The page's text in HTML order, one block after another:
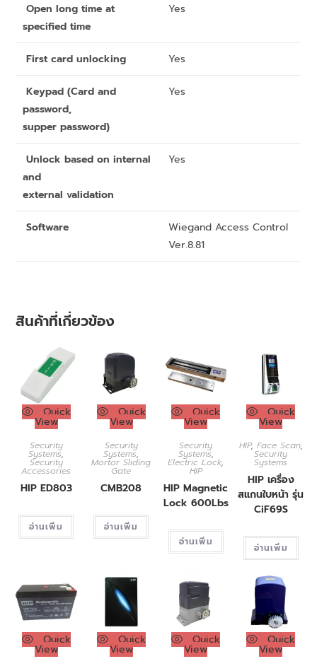
Open long time at
specified time
Yes
First card unlocking Yes
Keypad (Card and
password,
supper password)
Yes
Unlock based on internal
and
external validation
Yes
Software
Wiegand Access Control
Ver.8.81
สินค้าที่เกี่ยวข้อง
Quick
View
Security
Systems,
Security
Accessories
HIP ED803
อ่านเพิ่ม
Quick
View
Security
Systems,
Mortor Sliding
Gate
CMB208
อ่านเพิ่ม
Quick
View
Security
Systems,
Electric Lock,
HIP
HIP Magnetic
Lock 600Lbs
อ่านเพิ่ม
Quick
View
HIP, Face Scan,
Security
Systems
HIP เครื่อง
สแกนใบหน้า รุ่น
CiF69S
อ่านเพิ่ม
Quick
View
Quick
View
Quick
View
Quick
View